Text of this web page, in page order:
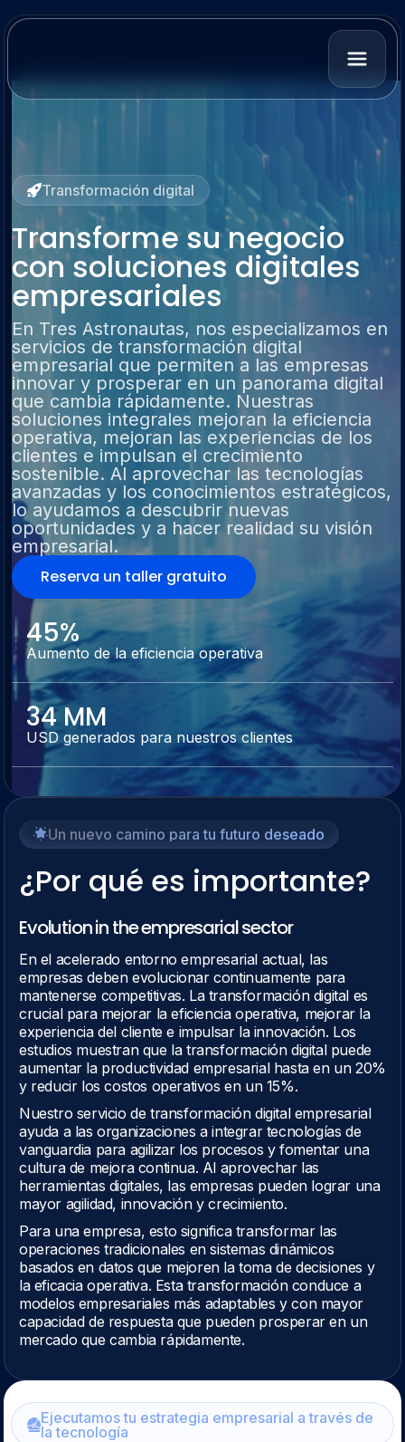
Transformación digital
Transforme su negocio
con soluciones digitales
empresariales
En Tres Astronautas, nos especializamos en
servicios de transformación digital
empresarial que permiten a las empresas
innovar y prosperar en un panorama digital
que cambia rápidamente. Nuestras
soluciones integrales mejoran la eficiencia
operativa, mejoran las experiencias de los
clientes e impulsan el crecimiento
sostenible. Al aprovechar las tecnologías
avanzadas y los conocimientos estratégicos,
lo ayudamos a descubrir nuevas
oportunidades y a hacer realidad su visión
empresarial.
Reserva un taller gratuito
45%
Aumento de la eficiencia operativa
34 MM
USD generados para nuestros clientes
Un nuevo camino para tu futuro deseado
¿Por qué es importante?
Evolution in the empresarial sector
En el acelerado entorno empresarial actual, las
empresas deben evolucionar continuamente para
mantenerse competitivas. La transformación digital es
crucial para mejorar la eficiencia operativa, mejorar la
experiencia del cliente e impulsar la innovación. Los
estudios muestran que la transformación digital puede
aumentar la productividad empresarial hasta en un 20%
y reducir los costos operativos en un 15%.
Nuestro servicio de transformación digital empresarial
ayuda a las organizaciones a integrar tecnologías de
vanguardia para agilizar los procesos y fomentar una
cultura de mejora continua. Al aprovechar las
herramientas digitales, las empresas pueden lograr una
mayor agilidad, innovación y crecimiento.
Para una empresa, esto significa transformar las
operaciones tradicionales en sistemas dinámicos
basados en datos que mejoren la toma de decisiones y
la eficacia operativa. Esta transformación conduce a
modelos empresariales más adaptables y con mayor
capacidad de respuesta que pueden prosperar en un
mercado que cambia rápidamente.
Ejecutamos tu estrategia empresarial a través de
la tecnología